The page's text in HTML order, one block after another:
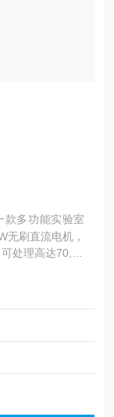
款多功能实验室
无刷直流电机，
处理高达70,00
3.5英寸彩色触
能便捷。韩国
专业选择。